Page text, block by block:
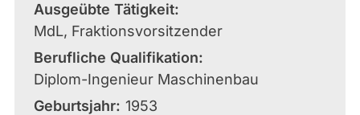
Ausgeübte Tätigkeit
MdL, Fraktionsvorsitzender
Berufliche Qualifikation
Diplom-Ingenieur Maschinenbau
Geburtsjahr 1953